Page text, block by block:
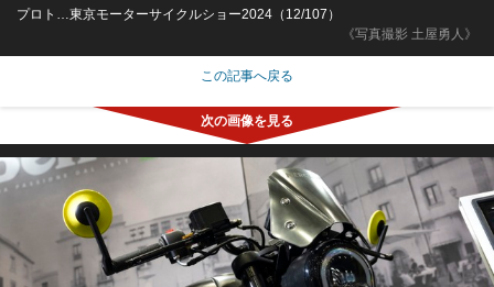
《写真撮影 土屋勇人》
プロト…東京モーターサイクルショー2024（12/107）
この記事へ戻る